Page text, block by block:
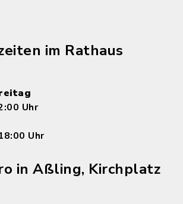
im Rathaus
Uhr
Uhr
in Aßling, Kirchplatz